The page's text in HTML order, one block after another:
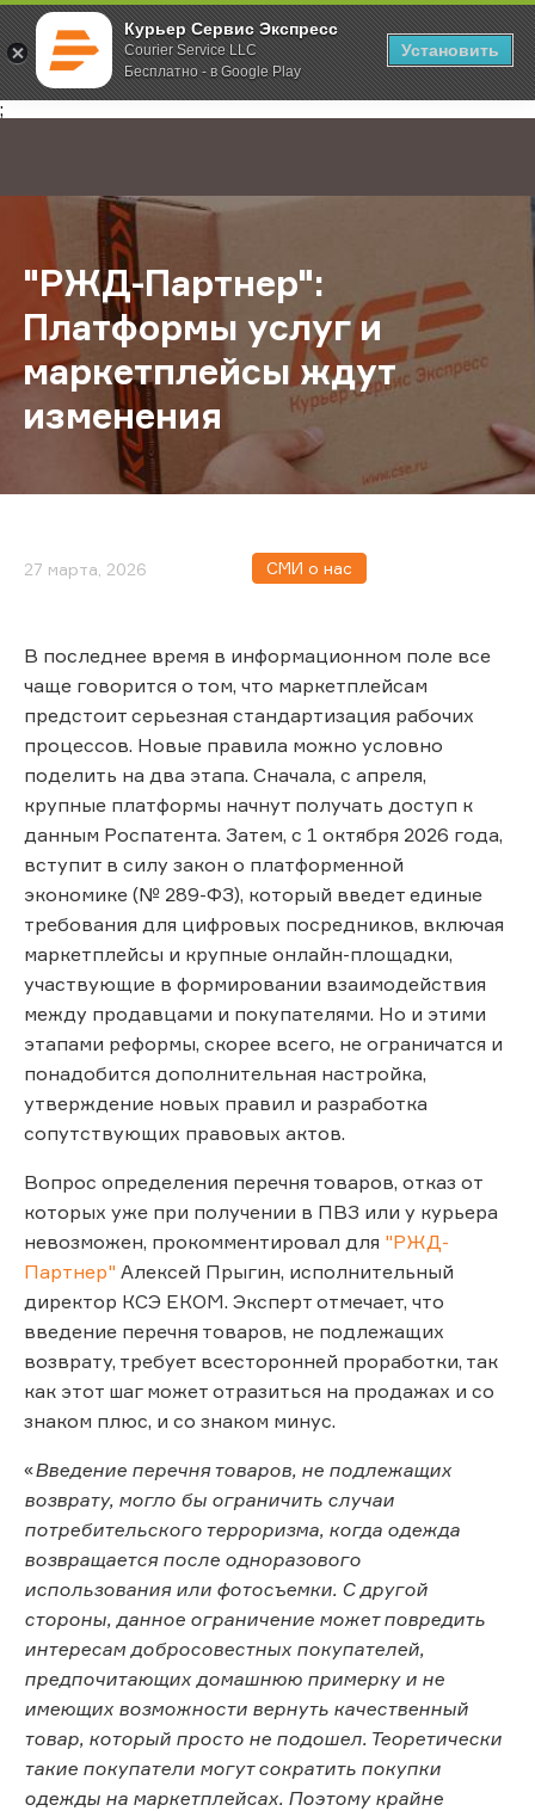
Курьер Сервис Экспресс
Courier Service LLC
Бесплатно - в Google Play
Установить
;
Главная О компании Новости "РЖД-Партнер": Платформы услуг
"РЖД-Партнер":
Платформы услуг и
маркетплейсы ждут
изменения
27 марта, 2026 СМИ о нас
В последнее время в информационном поле все
чаще говорится о том, что маркетплейсам
предстоит серьезная стандартизация рабочих
процессов. Новые правила можно условно
поделить на два этапа. Сначала, с апреля,
крупные платформы начнут получать доступ к
данным Роспатента. Затем, с 1 октября 2026 года,
вступит в силу закон о платформенной
экономике (№ 289-ФЗ), который введет единые
требования для цифровых посредников, включая
маркетплейсы и крупные онлайн-площадки,
участвующие в формировании взаимодействия
между продавцами и покупателями. Но и этими
этапами реформы, скорее всего, не ограничатся и
понадобится дополнительная настройка,
утверждение новых правил и разработка
сопутствующих правовых актов.
Вопрос определения перечня товаров, отказ от
которых уже при получении в ПВЗ или у курьера
невозможен, прокомментировал для "РЖД-
Партнер" Алексей Прыгин, исполнительный
директор КСЭ ЕКОМ. Эксперт отмечает, что
введение перечня товаров, не подлежащих
возврату, требует всесторонней проработки, так
как этот шаг может отразиться на продажах и со
знаком плюс, и со знаком минус.
«Введение перечня товаров, не подлежащих
возврату, могло бы ограничить случаи
потребительского терроризма, когда одежда
возвращается после одноразового
использования или фотосъемки. С другой
стороны, данное ограничение может повредить
интересам добросовестных покупателей,
предпочитающих домашнюю примерку и не
имеющих возможности вернуть качественный
товар, который просто не подошел. Теоретически
такие покупатели могут сократить покупки
одежды на маркетплейсах. Поэтому крайне